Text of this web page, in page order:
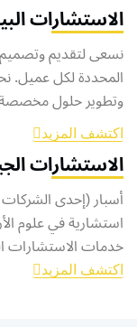
الاستشارات
نسعى لتقديم وتصميم
المحددة لكل عميل.
وتطوير حلول مخصصة
اكتشف المزيد
الاستشارات
أسبار (إحدى الشركات
استشارية في علوم
خدمات الاستشارات
اكتشف المزيد